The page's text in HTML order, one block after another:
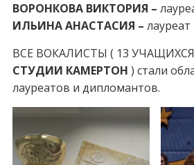
ВОРОНКОВА ВИКТОРИЯ –
ИЛЬИНА АНАСТАСИЯ – лауреат
ВСЕ ВОКАЛИСТЫ ( 13 УЧАЩИХСЯ
СТУДИИ КАМЕРТОН ) стали
лауреатов и дипломантов.